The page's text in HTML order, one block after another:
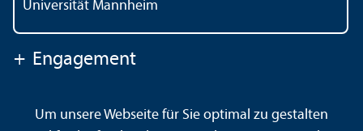
Universität Mannheim
+ Engagement
Kontakt Impressum Datenschutz Barrierefreiheit
Um unsere Webseite für Sie optimal zu gestalten